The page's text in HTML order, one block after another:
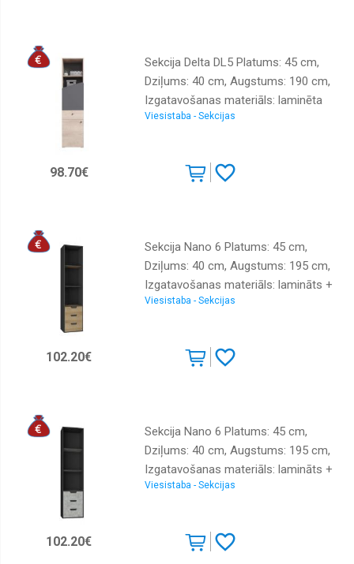
Sekcija Delta DL5 Platums: 45 cm,
Dziļums: 40 cm, Augstums: 190 cm,
Izgatavošanas materiāls: laminēta
MDF plātne + finieris, Krāsa: ozols +
Viesistaba - Sekcijas
98.70€
Sekcija Nano 6 Platums: 45 cm,
Dziļums: 40 cm, Augstums: 195 cm,
Izgatavošanas materiāls: lamināts +
finieris, Krāsa: grafīts + ozols riviera
Viesistaba - Sekcijas
102.20€
Sekcija Nano 6 Platums: 45 cm,
Dziļums: 40 cm, Augstums: 195 cm,
Izgatavošanas materiāls: lamināts +
finieris, Krāsa: grafīts + enigma
Viesistaba - Sekcijas
102.20€